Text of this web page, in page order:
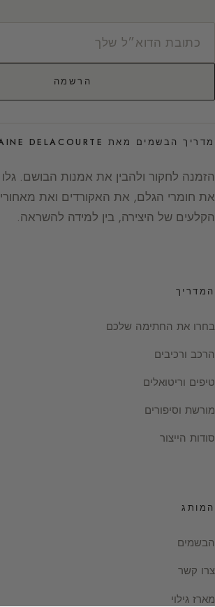
הרשמה
מדריך הבשמים מאת SYLVAINE DELACOURTE
הזמנה לחקור ולהבין את אמנות הבושם. גלו
את חומרי הגלם, את האקורדים ואת מאחורי
הקלעים של היצירה, בין למידה להשראה.
המדריך
בחרו את החתימה שלכם
הרכב ורכיבים
טיפים וריטואלים
מורשת וסיפורים
סודות הייצור
המותג
הבשמים
צרו קשר
מארז גילוי